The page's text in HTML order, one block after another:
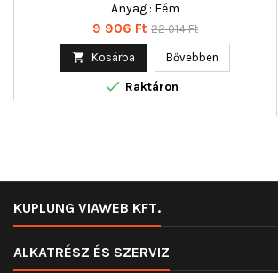
Anyag : Fém
Ár
9 906 Ft Normál
22 014 Ft
 Kosárba Bővebben
 Raktáron
KUPLUNG VIAWEB KFT.
ALKATRÉSZ ÉS SZERVIZ